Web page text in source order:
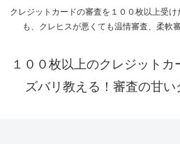
クレジットカードの審査を１００枚以上受
も、クレヒスが悪くても温情審査、柔軟
１００枚以上のクレジット
ズバリ教える！審査の甘